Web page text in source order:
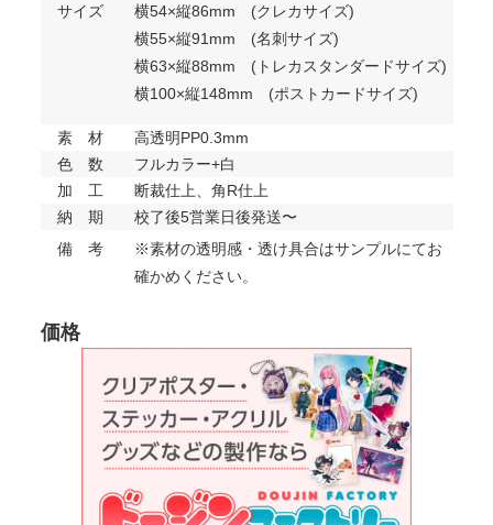
サイズ
横54×縦86mm (クレカサイズ)
横55×縦91mm (名刺サイズ)
横63×縦88mm (トレカスタンダードサイズ)
横100×縦148mm (ポストカードサイズ)
素 材
高透明PP0.3mm
色 数
フルカラー+白
加 工
断裁仕上、角R仕上
納 期
校了後5営業日後発送〜
備 考
※素材の透明感・透け具合はサンプルにてお
確かめください。
価格